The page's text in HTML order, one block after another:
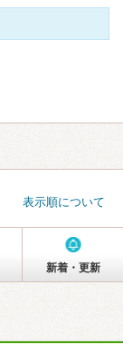
表示順について
新着・更新